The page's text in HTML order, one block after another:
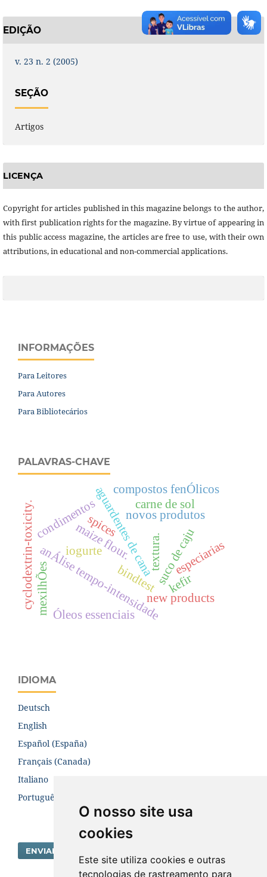
O nosso site usa
cookies
Este site utiliza cookies e outras
tecnologias de rastreamento para
EDIÇÃO
v. 23 n. 2 (2005)
SEÇÃO
Artigos
LICENÇA
Copyright for articles published in this magazine belongs to the author,
with first publication rights for the magazine. By virtue of appearing in
this public access magazine, the articles are free to use, with their own
attributions, in educational and non-commercial applications.
INFORMAÇÕES
Para Leitores
Para Autores
Para Bibliotecários
PALAVRAS-CHAVE
kefir
suco de caju
new products
aguardentes de cana
anÁlise tempo-intensidade
compostos fenÓlicos
novos produtos
maize flour.
carne de sol
cyclodextrin-toxicity.
Óleos essenciais
condimentos
especiarias
spices
bindtest
mexilhÕes
textura.
iogurte
IDIOMA
Deutsch
English
Español (España)
Français (Canada)
Italiano
Português (Brasil)
ENVIAR SUBMISSÃO